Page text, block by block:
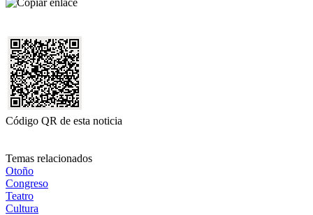
Código QR de esta noticia
Temas relacionados
Otoño
Congreso
Teatro
Cultura